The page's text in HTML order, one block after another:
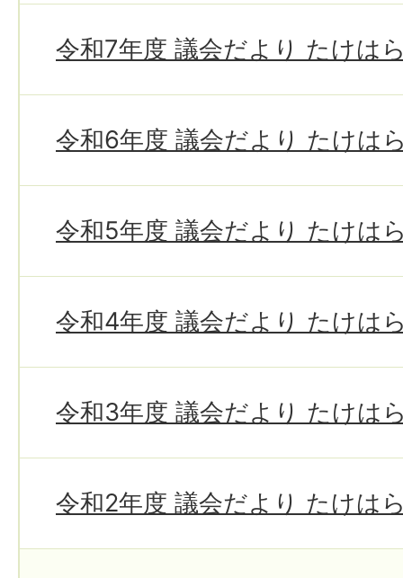
令和7年度 議会だより たけは
令和6年度 議会だより たけは
令和5年度 議会だより たけは
令和4年度 議会だより たけは
令和3年度 議会だより たけは
令和2年度 議会だより たけは